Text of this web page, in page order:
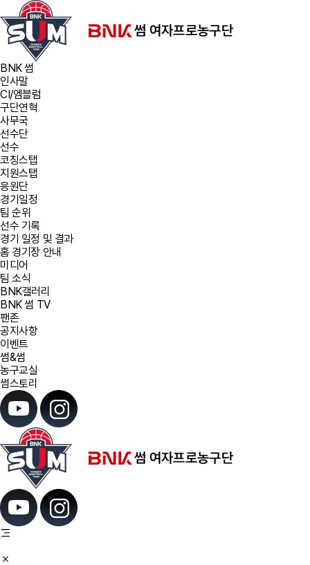
BNK 썸
인사말
CI/엠블럼
구단연혁
사무국
선수단
선수
코칭스탭
지원스탭
응원단
경기일정
팀 순위
선수 기록
경기 일정 및 결과
홈 경기장 안내
미디어
팀 소식
BNK갤러리
BNK 썸 TV
팬존
공지사항
이벤트
썸&썸
농구교실
썸스토리